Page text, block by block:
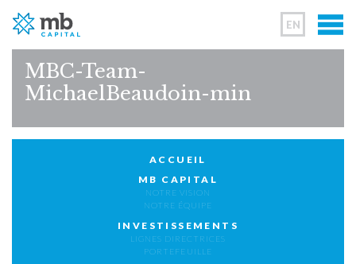
EN
MBC-Team-
MichaelBeaudoin-min
ACCUEIL
MB CAPITAL
NOTRE VISION
NOTRE ÉQUIPE
INVESTISSEMENTS
LIGNES DIRECTRICES
PORTEFEUILLE